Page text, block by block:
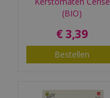
(BIO)
€ 3,39
Bestellen